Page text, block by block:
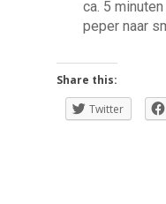
ca. 5
peper naar
Share this:
Twitter